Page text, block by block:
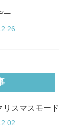
ー
リスマスモード